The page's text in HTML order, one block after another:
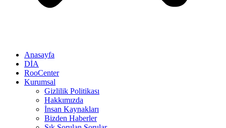
Anasayfa
DİA
RooCenter
Kurumsal
Gizlilik Politikası
Hakkımızda
İnsan Kaynakları
Bizden Haberler